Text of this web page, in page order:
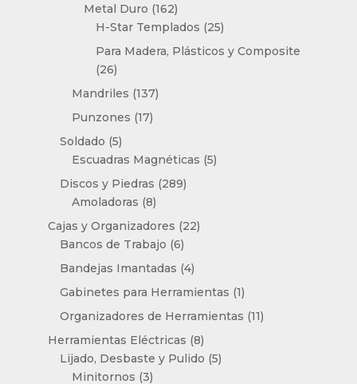
Metal Duro 162162
productos
H-Star Templados 2525
productos
Para Madera, Plásticos y Composite
2626
productos
Mandriles 137137
Punzones 1717
Soldado 55
productos
Escuadras Magnéticas 55
Discos y Piedras 289289
Amoladoras 88
productos
Cajas y Organizadores 2222
Bancos de Trabajo 66
productos
Bandejas Imantadas 44
productos
Gabinetes para Herramientas 11
producto
Organizadores de Herramientas 1111
Herramientas Eléctricas 88
productos
Lijado, Desbaste y Pulido 55
Minitornos 33